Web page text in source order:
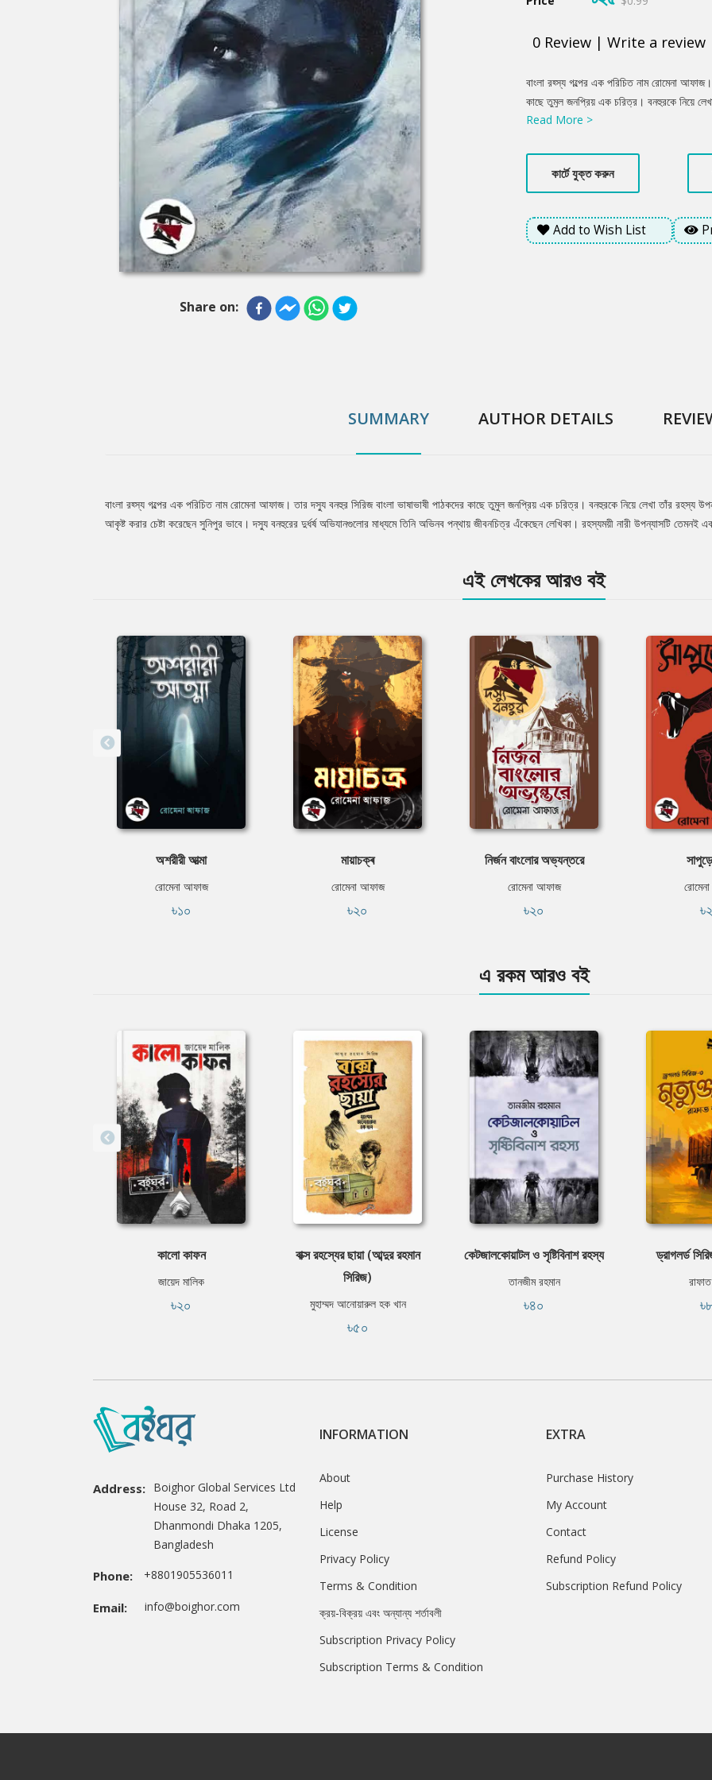
Share on:
0 Review | Write a review
Product
Summery
বাংলা রহ্স্য গল্পের এক পরিচিত নাম রোমেনা
কাছে তুমুল জনপ্রিয় এক চরিত্র। বনহুরকে নিয়ে
জাল বিস্তার করে পাঠক মনকে আকৃষ্ট করার চেষ্টা
Read More >
কার্টে যুক্ত করুন
Add to Wish List
SUMMARY AUTHOR DETAILS
Tab
বাংলা রহ্স্য গল্পের এক পরিচিত নাম রোমেনা আফাজ। তার দস্যু বনহুর সিরিজ বাংলা ভাষাভাষী পাঠকদের কাছে তুমুল জনপ্রিয় এক চরিত্র। বনহুরকে নিয়ে লেখা তাঁর রহস্য
আকৃষ্ট করার চেষ্টা করেছেন সুনিপুর ভাবে। দস্যু বনহুরের দুর্ধর্ষ অভিযানগুলোর মাধ্যমে তিনি অভিনব পন্থায় জীবনচিত্র এঁকেছেন লেখিকা। রহস্যময়ী নারী উপন্যাসটি তেমনই
এই লেখকের আরও বই
অশরীরী আত্মা
রোমেনা আফাজ
৳১০
মায়াচক্ৰ
রোমেনা আফাজ
৳২০
নির্জন বাংলোর অভ্যন্তরে
রোমেনা আফাজ
৳২০
এ রকম আরও বই
কালো কাফন
জায়েদ মালিক
৳২০
বাক্স রহস্যের ছায়া (আব্দুর রহমান
সিরিজ)
মুহাম্মদ আনোয়ারুল হক খান
৳৫০
কেটজালকোয়াটল ও সৃষ্টিবিনাশ রহস্য
তানজীম রহমান
৳৪০
ড্রাগলর্ড
Address: Boighor Global Services Ltd
House 32, Road 2,
Dhanmondi Dhaka 1205,
Bangladesh
Phone: +8801905536011
Email: info@boighor.com
INFORMATION
About
Help
License
Privacy Policy
Terms & Condition
ক্রয়-বিক্রয় এবং অন্যান্য শর্তাবলী
Subscription Privacy Policy
Subscription Terms & Condition
EXTRA
Purchase History
My Account
Contact
Refund Policy
Subscription Refund Policy